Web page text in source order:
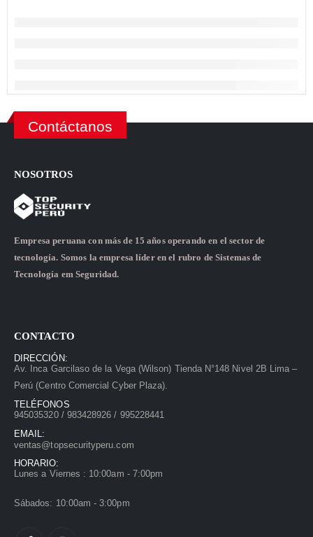
Contáctanos
NOSOTROS
Empresa peruana con más de 15 años operando en el sector de
tecnología. Somos la empresa líder en el rubro de Sistemas de
Tecnología em Seguridad.
CONTACTO
DIRECCIÓN:
Av. Inca Garcilaso de la Vega (Wilson) Tienda N°148 Nivel 2B Lima –
Perú (Centro Comercial Cyber Plaza).
TELÉFONOS
945035320 / 983428926 / 995228441
EMAIL:
ventas@topsecurityperu.com
HORARIO:
Lunes a Viernes : 10:00am - 7:00pm
Sábados: 10:00am - 3:00pm